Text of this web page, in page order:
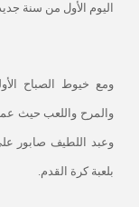
اليوم الأول من سنة جديدة
ومع خيوط الصباح
والمرح واللعب حيث
وعبد اللطيف صابور
بلعبة كرة القدم.